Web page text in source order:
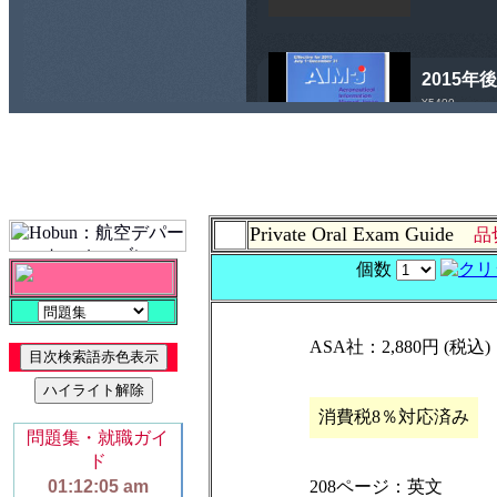
Private Oral Exam Guide 品
個数
ASA社：2,880円 (税込)
消費税8％対応済み
208ページ：英文